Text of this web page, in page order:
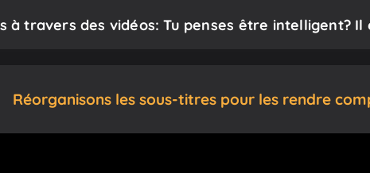
à travers des vidéos: Tu penses être intelligent? Il
Réorganisons les sous-titres pour les rendre